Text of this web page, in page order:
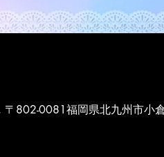
〒802-0081福岡県北九州市小